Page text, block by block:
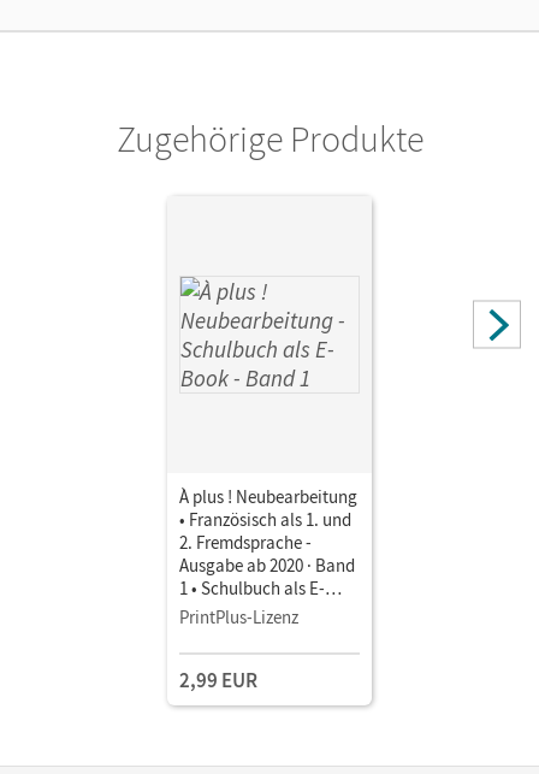
Zugehörige Produkte
À plus ! Neubearbeitung
• Französisch als 1. und
2. Fremdsprache -
Ausgabe ab 2020 · Band
1 • Schulbuch als E-
Book Mit Medien
PrintPlus-Lizenz
2,99 EUR